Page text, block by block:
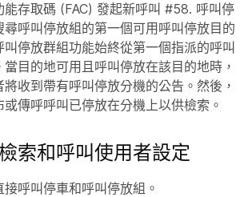
能存取碼 (FAC) 發起新呼叫 #58. 呼叫停
呼叫停放組的第一個可用呼叫停放目的
停放群組功能始終從第一個指派的呼叫
目的地可用且呼叫停放在該目的地時，
收到帶有呼叫停放分機的公告。然後，
傳呼呼叫已停放在分機上以供檢索。
索和呼叫使用者設定
呼叫停車和呼叫停放組。